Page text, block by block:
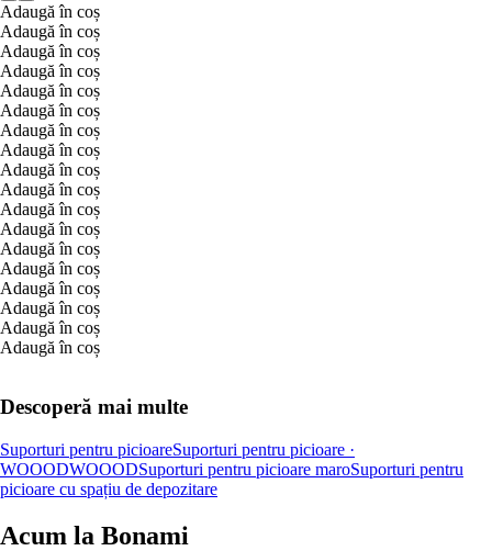
Adaugă în coș
Adaugă în coș
Adaugă în coș
Adaugă în coș
Adaugă în coș
Adaugă în coș
Adaugă în coș
Adaugă în coș
Adaugă în coș
Adaugă în coș
Adaugă în coș
Adaugă în coș
Adaugă în coș
Adaugă în coș
Adaugă în coș
Adaugă în coș
Adaugă în coș
Adaugă în coș
Descoperă mai multe
Suporturi pentru picioareSuporturi pentru picioare ·
WOOODWOOODSuporturi pentru picioare maroSuporturi pentru
picioare cu spațiu de depozitare
Acum la Bonami